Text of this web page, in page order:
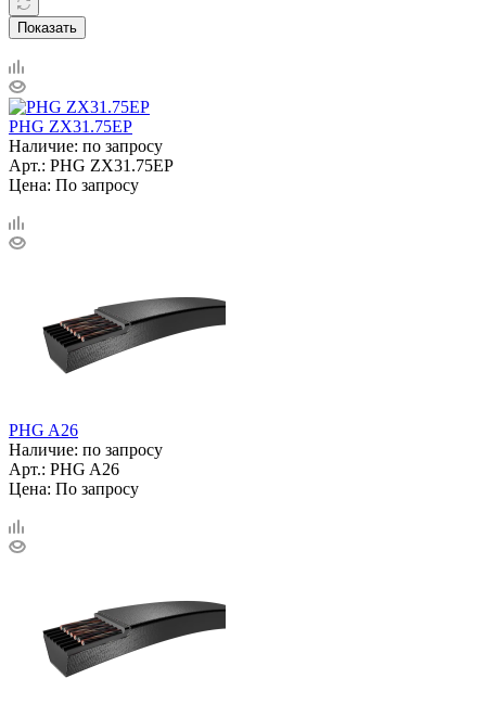
Показать
PHG ZX31.75EP
Наличие: по запросу
Арт.: PHG ZX31.75EP
Цена: По запросу
PHG A26
Наличие: по запросу
Арт.: PHG A26
Цена: По запросу